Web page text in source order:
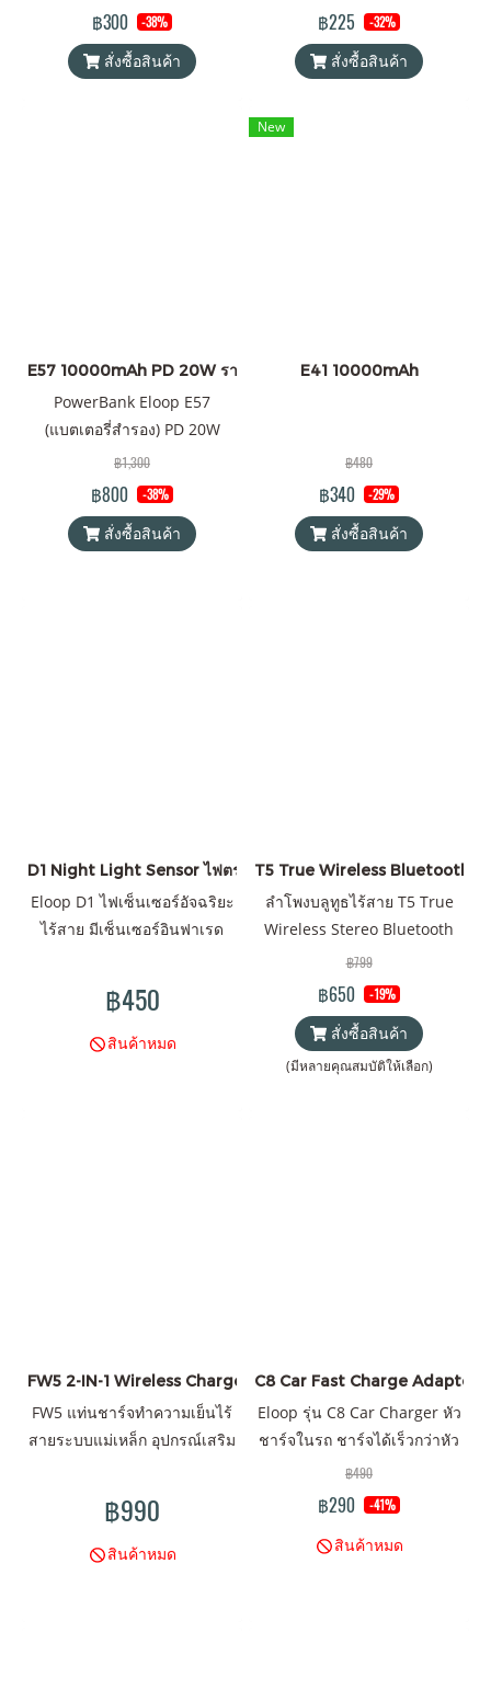
฿300 -38%
สั่งซื้อสินค้า
฿225 -32%
สั่งซื้อสินค้า
E57 10000mAh PD 20W ราคาส่ง 20 ชิ้น +
PowerBank Eloop E57
(แบตเตอรี่สำรอง) PD 20W
ความจุ 10000mAh Battery
Pack PowerBank (พาวเวอร์
แบงค์) Orsen by Eloop ของแท้
100% ได้รับมาตรฐาน มอก.
฿1,300
฿800 -38%
สั่งซื้อสินค้า
New
E41 10000mAh
฿480
฿340 -29%
สั่งซื้อสินค้า
D1 Night Light Sensor ไฟตรวจจับความเคลื่อนไหว
Eloop D1 ไฟเซ็นเซอร์อัจฉริยะ
ไร้สาย มีเซ็นเซอร์อินฟาเรด
฿450
สินค้าหมด
T5 True Wireless Bluetooth
ลำโพงบลูทูธไร้สาย T5 True
Wireless Stereo Bluetooth
Speaker รองรับการชาร์จแบบ
ไร้สาย
฿799
฿650 -19%
สั่งซื้อสินค้า
(มีหลายคุณสมบัติให้เลือก)
FW5 2-IN-1 Wireless Charger 15W
FW5 แท่นชาร์จทำความเย็นไร้
สายระบบแม่เหล็ก อุปกรณ์เสริม
฿990
สินค้าหมด
C8 Car Fast Charge Adapter
Eloop รุ่น C8 Car Charger หัว
ชาร์จในรถ ชาร์จได้เร็วกว่าหัว
ชาร์จทั่วๆไปกว่า 3 เท่า
PD/QC 45W l QC 3.0 l 2 Port
฿490
฿290 -41%
สินค้าหมด